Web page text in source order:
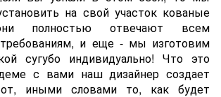
на свой участок кованые
полностью отвечают всем
и еще - мы изготовим
сугубо индивидуально! Что это
с вами наш дизайнер создает
иными словами то, как будет